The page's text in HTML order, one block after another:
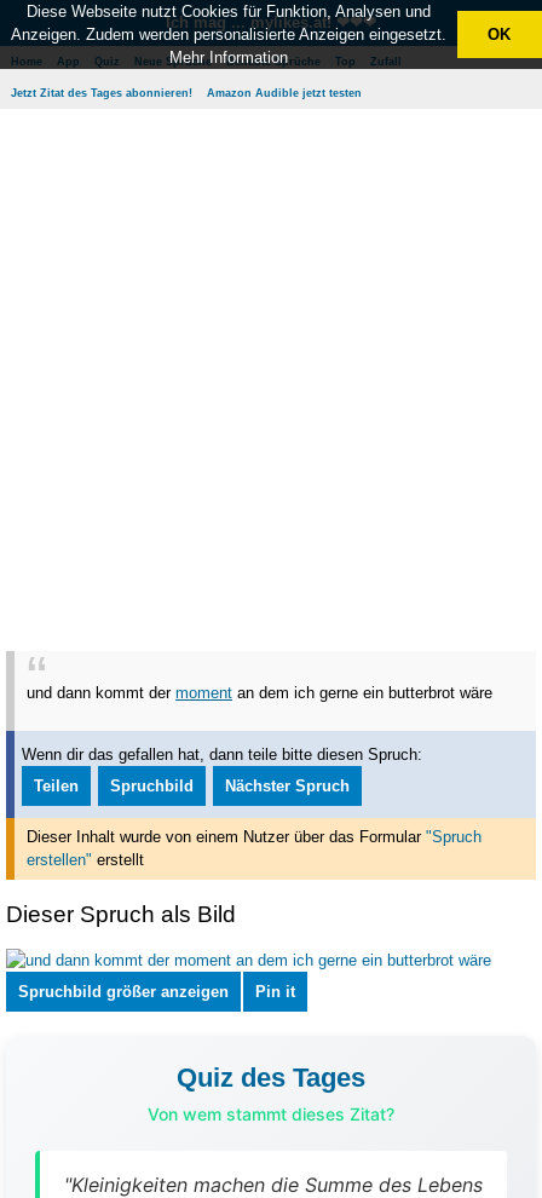
Ich mag ... mylikes.at! ❤❤❤
Home App Quiz Neue Sprüche Beliebte Sprüche Top Zufall
Jetzt Zitat des Tages abonnieren! Amazon Audible jetzt testen
und dann kommt der moment an dem ich gerne ein butterbrot wäre
Wenn dir das gefallen hat, dann teile bitte diesen Spruch:
Teilen
Spruchbild Nächster Spruch
Dieser Inhalt wurde von einem Nutzer über das Formular "Spruch
erstellen" erstellt
Dieser Spruch als Bild
Spruchbild größer anzeigen Pin it
Quiz des Tages
Von wem stammt dieses Zitat?
"Kleinigkeiten machen die Summe des Lebens
Diese Webseite nutzt Cookies für Funktion, Analysen und
Anzeigen. Zudem werden personalisierte Anzeigen eingesetzt.
Mehr Information
OK